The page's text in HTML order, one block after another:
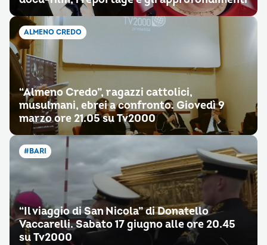
ALMENO CREDO
“Almeno Credo”, ragazzi cattolici,
musulmani, ebrei a confronto. Giovedì 9
marzo ore 21.05 su Tv2000
#BARI
“Il viaggio di San Nicola” di Donatello
Vaccarelli. Sabato 17 giugno alle ore 20.45
su Tv2000